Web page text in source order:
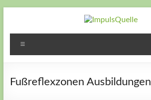
ImpulsQuelle
Zeit für
Veränderung
gehen – Zeit
Fußreflexzonen Ausbildungen